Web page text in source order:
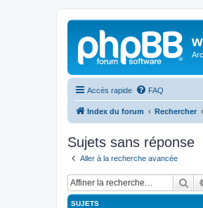
Accès rapide FAQ
Index du forum Rechercher
Sujets sans réponse
Aller à la recherche avancée
SUJETS